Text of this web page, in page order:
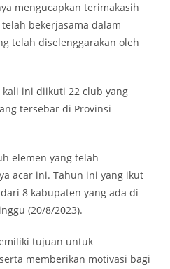
mengucapkan terimakasih
bekerjasama dalam
telah diselenggarakan oleh
ini diikuti 22 club yang
tersebar di Provinsi
elemen yang telah
acar ini. Tahun ini yang ikut
8 kabupaten yang ada di
(20/8/2023).
tujuan untuk
memberikan motivasi bagi